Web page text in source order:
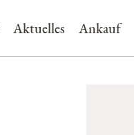
Aktuelles Ankauf